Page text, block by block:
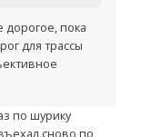
дорогое, пока
для трассы
по шурику
по